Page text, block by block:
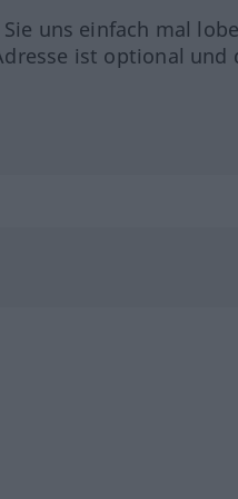
uns einfach mal
ist optional und